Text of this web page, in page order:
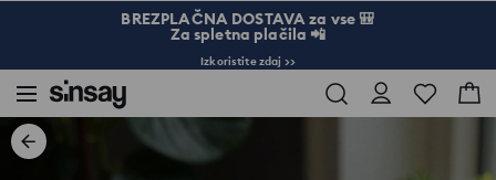
BREZPLAČNA DOSTAVA za vse 🎒
Za spletna plačila 📲
Izkoristite zdaj >>